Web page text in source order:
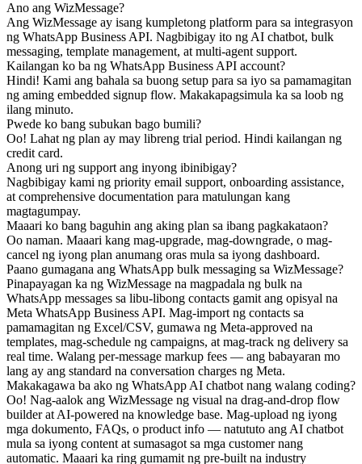
Ano ang WizMessage?
Ang WizMessage ay isang kumpletong platform para sa integrasyon
ng WhatsApp Business API. Nagbibigay ito ng AI chatbot, bulk
messaging, template management, at multi-agent support.
Kailangan ko ba ng WhatsApp Business API account?
Hindi! Kami ang bahala sa buong setup para sa iyo sa pamamagitan
ng aming embedded signup flow. Makakapagsimula ka sa loob ng
ilang minuto.
Pwede ko bang subukan bago bumili?
Oo! Lahat ng plan ay may libreng trial period. Hindi kailangan ng
credit card.
Anong uri ng support ang inyong ibinibigay?
Nagbibigay kami ng priority email support, onboarding assistance,
at comprehensive documentation para matulungan kang
magtagumpay.
Maaari ko bang baguhin ang aking plan sa ibang pagkakataon?
Oo naman. Maaari kang mag-upgrade, mag-downgrade, o mag-
cancel ng iyong plan anumang oras mula sa iyong dashboard.
Paano gumagana ang WhatsApp bulk messaging sa WizMessage?
Pinapayagan ka ng WizMessage na magpadala ng bulk na
WhatsApp messages sa libu-libong contacts gamit ang opisyal na
Meta WhatsApp Business API. Mag-import ng contacts sa
pamamagitan ng Excel/CSV, gumawa ng Meta-approved na
templates, mag-schedule ng campaigns, at mag-track ng delivery sa
real time. Walang per-message markup fees — ang babayaran mo
lang ay ang standard na conversation charges ng Meta.
Makakagawa ba ako ng WhatsApp AI chatbot nang walang coding?
Oo! Nag-aalok ang WizMessage ng visual na drag-and-drop flow
builder at AI-powered na knowledge base. Mag-upload ng iyong
mga dokumento, FAQs, o product info — natututo ang AI chatbot
mula sa iyong content at sumasagot sa mga customer nang
automatic. Maaari ka ring gumamit ng pre-built na industry